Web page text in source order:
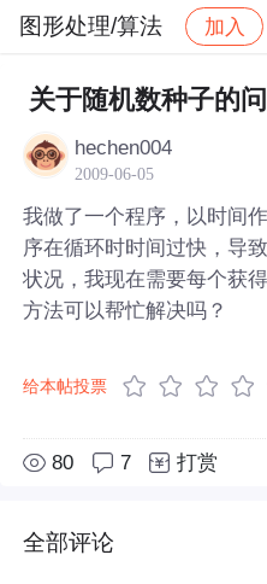
图形处理/算法 加入
社区 图形处理/算法
关于随机数种子的
hechen004
2009-06-05
我做了一个程序，以时间
序在循环时时间过快，导
状况，我现在需要每个获
方法可以帮忙解决吗？
给本帖投票
80 7 打赏
全部评论